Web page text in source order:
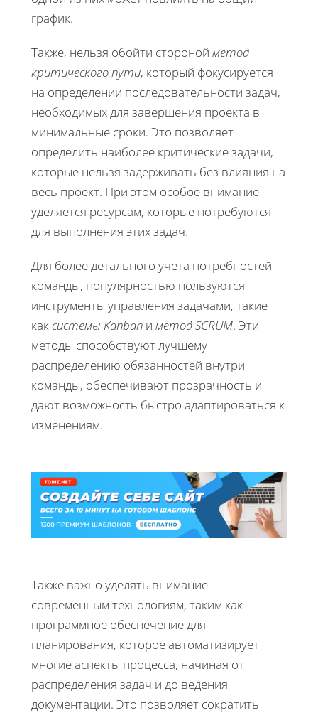
график.
Также, нельзя обойти стороной метод
критического пути, который фокусируется
на определении последовательности задач,
необходимых для завершения проекта в
минимальные сроки. Это позволяет
определить наиболее критические задачи,
которые нельзя задерживать без влияния на
весь проект. При этом особое внимание
уделяется ресурсам, которые потребуются
для выполнения этих задач.
Для более детального учета потребностей
команды, популярностью пользуются
инструменты управления задачами, такие
каксистемы Kanban и метод SCRUM. Эти
методы способствуют лучшему
распределению обязанностей внутри
команды, обеспечивают прозрачность и
дают возможность быстро адаптироваться к
изменениям.
Также важно уделять внимание
современным технологиям, таким как
программное обеспечение для
планирования, которое автоматизирует
многие аспекты процесса, начиная от
распределения задач и до ведения
документации. Это позволяет сократить